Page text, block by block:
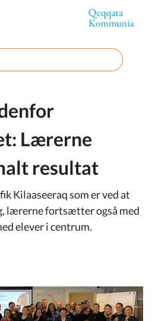
Lærerne
resultat
Kilaaseeraq som er ved at
lærerne fortsætter også med
elever i centrum.